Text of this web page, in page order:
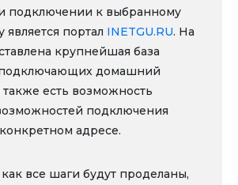
подключении к выбранному
портал INETGU.RU. На
крупнейшая база
домашний
также есть возможность
подключения
адресе.
как все шаги будут проделаны,